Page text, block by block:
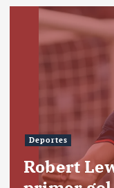
Deportes
Robert